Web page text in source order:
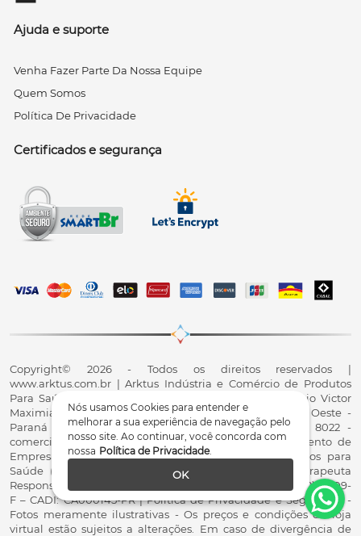
Nós usamos Cookies para entender e
melhorar a sua experiência de navegação pelo
nosso site. Ao continuar, você concorda com
nossa Política de Privacidade.
OK
Ajuda e suporte
Venha Fazer Parte Da Nossa Equipe
Quem Somos
Política De Privacidade
Certificados e segurança
Copyright© 2026 - Todos os direitos reservados |
www.arktus.com.br | Arktus Indústria e Comércio de Produtos
Para Saúde Ltda | CNPJ: 01.417.367/0001-78 | R. Antônio Victor
Maximiano, 107, Parque Industrial II, Santa Tereza do Oeste -
Paraná - CEP 85825-900 - Fale conosco: 0800 200 8022 -
comercial@arktus.com.br | Autorização de Funcionamento de
Empresa - AFE/ANVISA - Para Fabricação de Produtos para
Saúde (Correlatos): 8.02.844-5 (UX418X102741) - Fisioterapeuta
Responsável Técnico Dr. Alex Fernando Zani - Crefito8(PR): 8409-
F – CADI: CA000145-PR | Política de Privacidade e Segurança -
Fotos meramente ilustrativas - Os preços e condições da loja
virtual estão sujeitos a alterações. Em caso de divergência de